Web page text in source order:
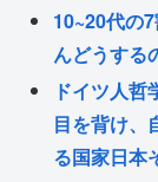
10~20代の
んどうする
ドイツ人
目を背け、
る国家日本